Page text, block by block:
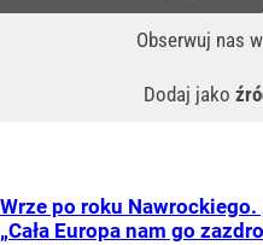
Obserwuj nas w
Dodaj jako
Wrze po roku
„Cała Europa nam go